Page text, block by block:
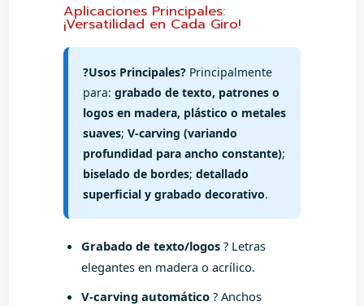
Aplicaciones Principales:
¡Versatilidad en Cada Giro!
?Usos Principales? Principalmente
para: grabado de texto, patrones o
logos en madera, plástico o metales
suaves; V-carving (variando
profundidad para ancho constante);
biselado de bordes; detallado
superficial y grabado decorativo.
Grabado de texto/logos ? Letras
elegantes en madera o acrílico.
V-carving automático ? Anchos